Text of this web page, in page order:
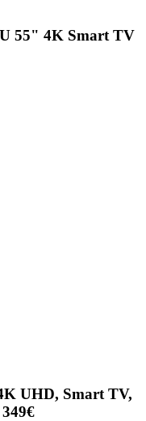
55" 4K Smart TV
UHD, Smart TV,